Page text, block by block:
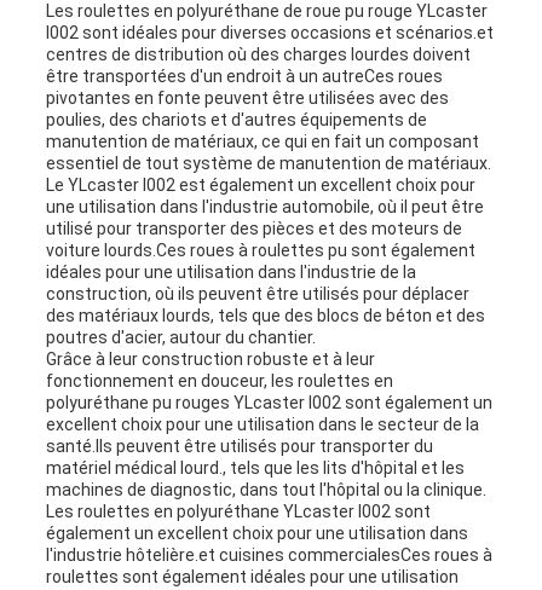
Les roulettes en polyuréthane de roue pu rouge YLcaster
I002 sont idéales pour diverses occasions et scénarios.et
centres de distribution où des charges lourdes doivent
être transportées d'un endroit à un autreCes roues
pivotantes en fonte peuvent être utilisées avec des
poulies, des chariots et d'autres équipements de
manutention de matériaux, ce qui en fait un composant
essentiel de tout système de manutention de matériaux.
Le YLcaster I002 est également un excellent choix pour
une utilisation dans l'industrie automobile, où il peut être
utilisé pour transporter des pièces et des moteurs de
voiture lourds.Ces roues à roulettes pu sont également
idéales pour une utilisation dans l'industrie de la
construction, où ils peuvent être utilisés pour déplacer
des matériaux lourds, tels que des blocs de béton et des
poutres d'acier, autour du chantier.
Grâce à leur construction robuste et à leur
fonctionnement en douceur, les roulettes en
polyuréthane pu rouges YLcaster I002 sont également un
excellent choix pour une utilisation dans le secteur de la
santé.Ils peuvent être utilisés pour transporter du
matériel médical lourd., tels que les lits d'hôpital et les
machines de diagnostic, dans tout l'hôpital ou la clinique.
Les roulettes en polyuréthane YLcaster I002 sont
également un excellent choix pour une utilisation dans
l'industrie hôtelière.et cuisines commercialesCes roues à
roulettes sont également idéales pour une utilisation